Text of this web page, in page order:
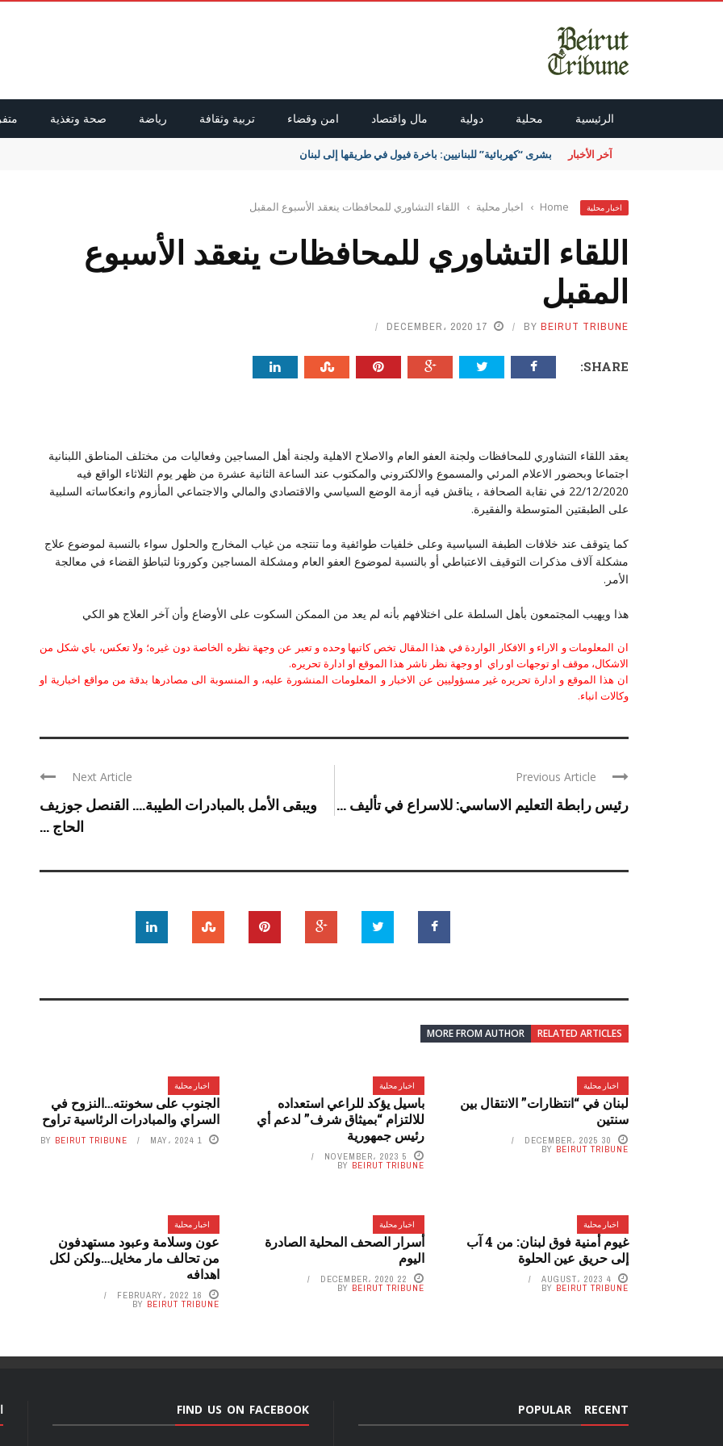
الرئيسية محلية دولية مال واقتصاد امن وقضاء تربية وثقافة رياضة صحة وتغذية
آخر الأخبار بشرى “كهربائية” للبنانيين: باخرة فيول في طريقها إلى لبنان
اخبار محلية Home
› اخبار محلية › اللقاء التشاوري للمحافظات ينعقد الأسبوع المقبل
اللقاء التشاوري للمحافظات ينعقد الأسبوع
المقبل
BY BEIRUT TRIBUNE 17 DECEMBER، 2020
SHARE:
​يعقد اللقاء التشاوري للمحافظات ولجنة العفو العام والاصلاح الاهلية ولجنة أهل المساجين وفعاليات من مختلف المناطق اللبنانية
اجتماعا وبحضور الاعلام المرئي والمسموع والالكتروني والمكتوب عند الساعة الثانية عشرة من ظهر يوم الثلاثاء الواقع فيه
22/12/2020 في نقابة الصحافة ، يناقش فيه أزمة الوضع السياسي والاقتصادي والمالي والاجتماعي المأزوم وانعكاساته السلبية
على الطبقتين المتوسطة والفقيرة.
​كما يتوقف عند خلافات الطبفة السياسية وعلى خلفيات طوائفية وما تنتجه من غياب المخارج والحلول سواء بالنسبة لموضوع علاج
مشكلة آلاف مذكرات التوقيف الاعتباطي أو بالنسبة لموضوع العفو العام ومشكلة المساجين وكورونا لتباطؤ القضاء في معالجة
الأمر.
​هذا ويهيب المجتمعون بأهل السلطة على اختلافهم بأنه لم يعد من الممكن السكوت على الأوضاع وأن آخر العلاج هو الكي
ان المعلومات و الاراء و الافكار الواردة في هذا المقال تخص كاتبها وحده و تعبر عن وجهة نظره الخاصة دون غيره؛ ولا تعكس، باي شكل من
الاشكال، موقف او توجهات او راي او وجهة نظر ناشر هذا الموقع او ادارة تحريره.
ان هذا الموقع و ادارة تحريره غير مسؤوليين عن الاخبار و المعلومات المنشورة عليه، و المنسوبة الى مصادرها بدقة من مواقع اخبارية او
وكالات انباء.
Previous Article
رئيس رابطة التعليم الاساسي: للاسراع في تأليف ...
Next Article
ويبقى الأمل بالمبادرات الطيبة…. القنصل جوزيف
الحاج ...
RELATED ARTICLES
MORE FROM AUTHOR
اخبار محلية
لبنان في “انتظارات” الانتقال بين
سنتين
30 DECEMBER، 2025
BY BEIRUT TRIBUNE
اخبار محلية
باسيل يؤكد للراعي استعداده
للالتزام “بميثاق شرف” لدعم أي
رئيس جمهورية
5 NOVEMBER، 2023
BY BEIRUT TRIBUNE
اخبار محلية
الجنوب على سخونته…النزوح في
السراي والمبادرات الرئاسية تراوح
1 MAY، 2024 BY BEIRUT TRIBUNE
اخبار محلية
غيوم أمنية فوق لبنان: من 4 آب
إلى حريق عين الحلوة
4 AUGUST، 2023
BY BEIRUT TRIBUNE
اخبار محلية
أسرار الصحف المحلية الصادرة
اليوم
22 DECEMBER، 2020
BY BEIRUT TRIBUNE
اخبار محلية
عون وسلامة وعبود مستهدفون
من تحالف مار مخايل…ولكن لكل
اهدافه
16 FEBRUARY، 2022
BY BEIRUT TRIBUNE
RECENT
POPULAR
FIND US ON FACEBOOK